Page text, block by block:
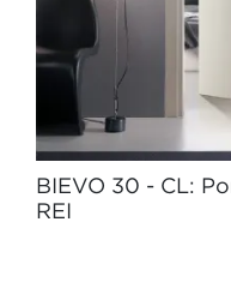
BIEVO 30 - CL:
REI